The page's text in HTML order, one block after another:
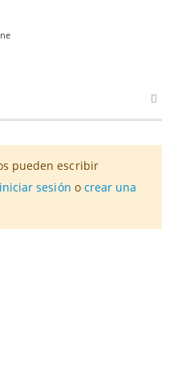
pueden escribir
iniciar sesión o crear una